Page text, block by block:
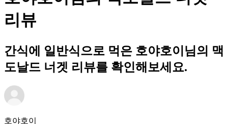
리뷰
간식에 일반식으로 먹은 호야호이님의 맥
도날드 너겟 리뷰를 확인해보세요.
호야호이